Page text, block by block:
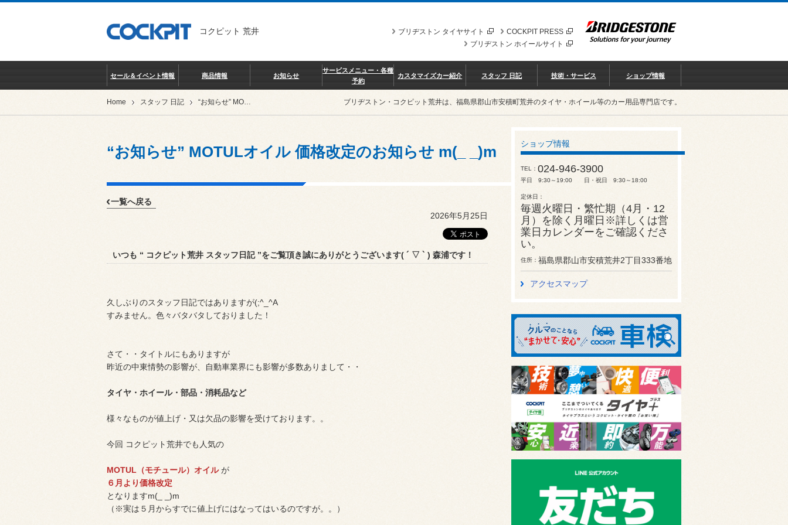
コクピット 荒井 COCKPIT PRESS
ブリヂストン タイヤサイト
ブリヂストン ホイールサイト
セール＆イベント情報 商品情報 お知らせ
サービスメニュー・各種
予約
カスタマイズカー紹介 スタッフ 日記 技術・サービス ショップ情報
Home スタッフ 日記 “お知らせ” MOTULオイル 価格改定のお知らせ m(_ _)m ブリヂストン・コクピット荒井は、福島県郡山市安積町荒井のタイヤ・ホイール等のカー用品専門店です。
“お知らせ” MOTULオイル 価格改定のお知らせ m(_ _)m
一覧へ戻る
2026年5月25日
いつも “ コクピット荒井 スタッフ日記 ”をご覧頂き誠にありがとうございます( ´ ▽ ` ) 森浦です！
久しぶりのスタッフ日記ではありますが(;^_^A
すみません。色々バタバタしておりました！
さて・・タイトルにもありますが
昨近の中東情勢の影響が、自動車業界にも影響が多数ありまして・・
タイヤ・ホイール・部品・消耗品など
様々なものが値上げ・又は欠品の影響を受けております。。
今回 コクピット荒井でも人気の
MOTUL（モチュール）オイルが
６月より価格改定
となりますm(_ _)m
（※実は５月からすでに値上げにはなってはいるのですが。。）
ショップ情報
TEL 024-946-3900
平日 9:30～19:00 日・祝日 9:30～18:00
定休日
毎週火曜日・繁忙期（4月・12
月）を除く月曜日※詳しくは営
業日カレンダーをご確認くださ
い。
住所 福島県郡山市安積荒井2丁目333番地
アクセスマップ